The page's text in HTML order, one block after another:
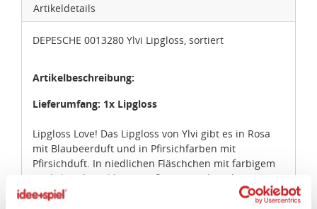
Artikeldetails
DEPESCHE 0013280 Ylvi Lipgloss, sortiert
Artikelbeschreibung:
Lieferumfang: 1x Lipgloss
Lipgloss Love! Das Lipgloss von Ylvi gibt es in Rosa
mit Blaubeerduft und in Pfirsichfarben mit
Pfirsichduft. In niedlichen Fläschchen mit farbigem
Deckel und Applikator. Süßer Hingucker: das
Wackelbild auf der Verpackung. Inhalt je Fläschchen: